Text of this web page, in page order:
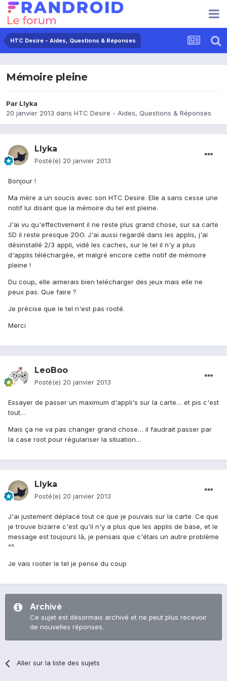
HTC Desire - Aides, Questions & Réponses
Mémoire pleine
Par Llyka
20 janvier 2013 dans HTC Desire - Aides, Questions & Réponses
Llyka
Posté(e) 20 janvier 2013
Bonjour !
Ma mère a un soucis avec son HTC Desire. Elle a sans cesse une
notif lui disant que la mémoire du tel est pleine.
J'ai vu qu'effectivement il ne reste plus grand chose, sur sa carte
SD il reste presque 2GO. J'ai aussi regardé dans les applis, j'ai
désinstallé 2/3 appli, vidé les caches, sur le tel il n'y a plus
d'applis téléchargée, et malgré encore cette notif de mémoire
pleine !
Du coup, elle aimerais bien telécharger des jeux mais elle ne
peux pas. Que faire ?
Je précise que le tel n'est pas rooté.
Merci
LeoBoo
Posté(e) 20 janvier 2013
Essayer de passer un maximum d'appli's sur la carte… et pis c'est
tout…
Mais ça ne va pas changer grand chose… il faudrait passer par
la case root pour régulariser la situation…
Llyka
Posté(e) 20 janvier 2013
J'ai justement déplacé tout ce que je pouvais sur la carte. Ce que
je trouve bizarre c'est qu'il n'y a plus que les applis de base, et le
message est toujours là, je pensais que c'étais un autre problème
^^
Je vais rooter le tel je pense du coup
Archivé
Ce sujet est désormais archivé et ne peut plus recevoir
de nouvelles réponses.
Aller sur la liste des sujets